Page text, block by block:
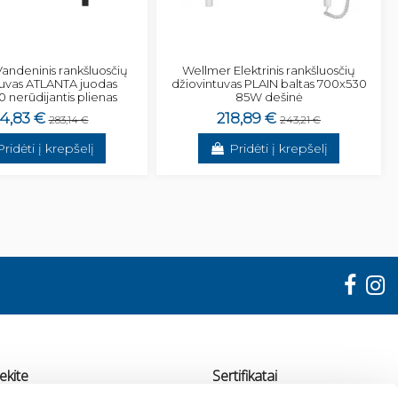
rankšluosčių
ATLANTA juodas
nerūdijantis plienas
€ 283,14 €
į krepšelį
Wellmer Elektrinis rankšluosčių
džiovintuvas PLAIN baltas 700x530
85W dešinė
218,89 € 243,21 €
Pridėti į krepšelį
Sertifikatai